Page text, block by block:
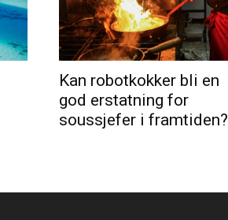
Kan robotkokker bli en
god erstatning for
soussjefer i framtiden?